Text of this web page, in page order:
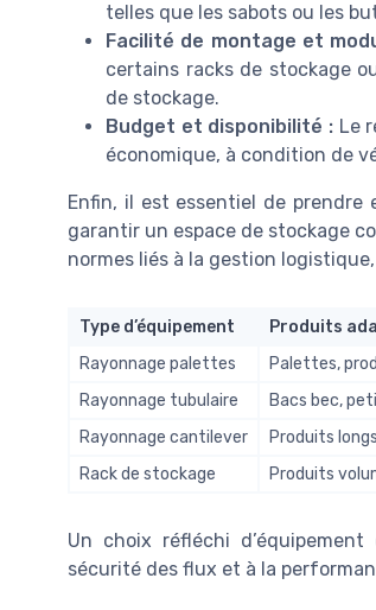
telles que les sabots ou les
Facilité de montage et
certains racks de stockage
de stockage.
Budget et disponibilité : Le
économique, à condition de
Enfin, il est essentiel de
garantir un espace de stockage
normes liés à la gestion
Type d’équipement Produits
Rayonnage palettes
Palettes,
Rayonnage tubulaire
Bacs bec,
Rayonnage cantilever
Produits
Rack de stockage
Produits
Un choix réfléchi
sécurité des flux et à la